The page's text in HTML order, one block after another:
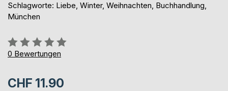
Schlagworte: Liebe, Winter, Weihnachten, Buchhandlung,
München
Bewertung::
0%
0 Bewertungen
CHF 11.90